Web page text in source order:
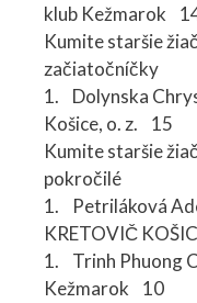
klub Kežmarok
Kumite staršie
začiatočníčky
1. Dolynska
Košice, o. z. 15
Kumite staršie
pokročilé
1. Petriláková
KRETOVIČ
1. Trinh Phuong
Kežmarok 10